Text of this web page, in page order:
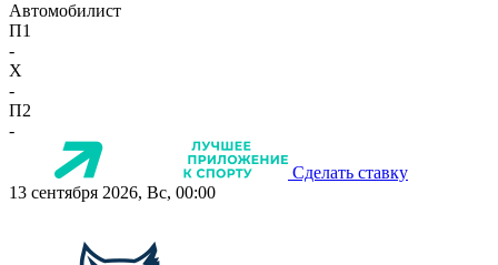
Автомобилист
П1
-
X
-
П2
-
Сделать ставку
13 сентября 2026, Вс, 00:00